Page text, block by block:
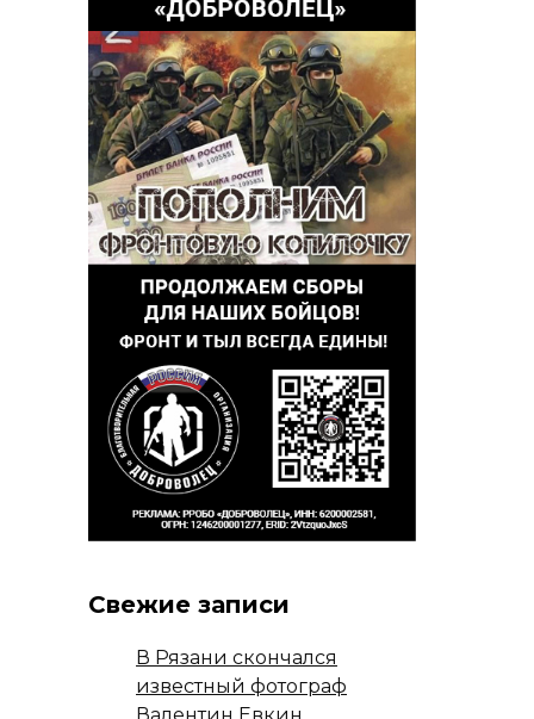
Свежие записи
В Рязани скончался
известный фотограф